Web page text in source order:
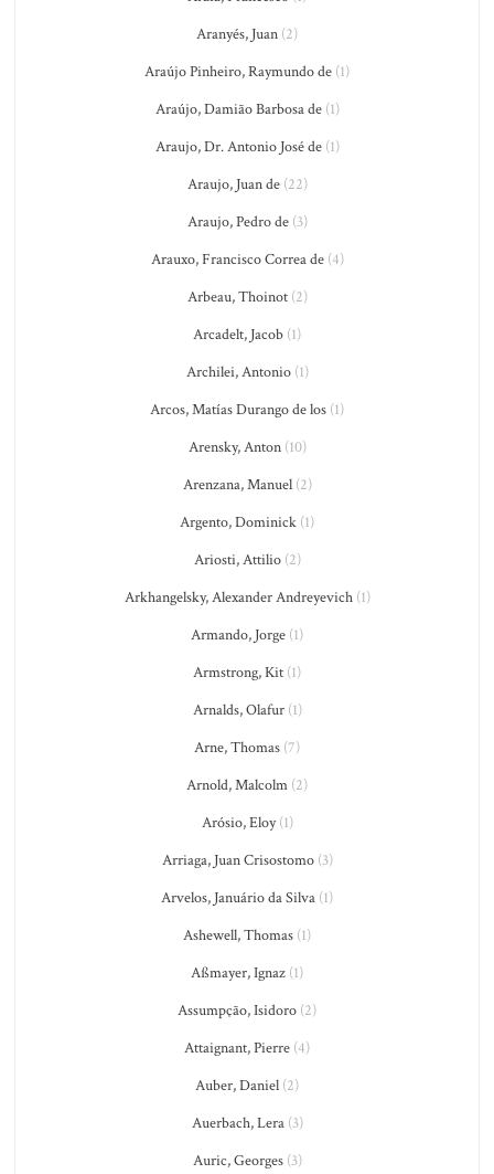
Aranyés, Juan (2)
Araújo Pinheiro, Raymundo de (1)
Araújo, Damião Barbosa de(1)
Araujo, Dr. Antonio José de(1)
Araujo, Juan de(22)
Araujo, Pedro de(3)
Arauxo, Francisco Correa de(4)
Arbeau, Thoinot(2)
Arcadelt, Jacob (1)
Archilei, Antonio(1)
Arcos, Matías Durango de los (1)
Arensky, Anton(10)
Arenzana, Manuel(2)
Argento, Dominick (1)
Ariosti, Attilio(2)
Arkhangelsky, Alexander Andreyevich(1)
Armando, Jorge (1)
Armstrong, Kit (1)
Arnalds, Olafur(1)
Arne, Thomas (7)
Arnold, Malcolm (2)
Arósio, Eloy(1)
Arriaga, Juan Crisostomo(3)
Arvelos, Januário da Silva (1)
Ashewell, Thomas (1)
Aßmayer, Ignaz (1)
Assumpção, Isidoro (2)
Attaignant, Pierre (4)
Auber, Daniel (2)
Auerbach, Lera(3)
Auric, Georges(3)